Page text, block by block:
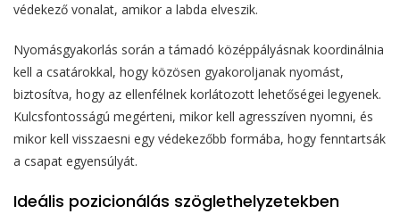
védekező vonalat, amikor a labda elveszik.
Nyomásgyakorlás során a támadó középpályásnak koordinálnia
kell a csatárokkal, hogy közösen gyakoroljanak nyomást,
biztosítva, hogy az ellenfélnek korlátozott lehetőségei legyenek.
Kulcsfontosságú megérteni, mikor kell agresszíven nyomni, és
mikor kell visszaesni egy védekezőbb formába, hogy fenntartsák
a csapat egyensúlyát.
Ideális pozicionálás szöglethelyzetekben